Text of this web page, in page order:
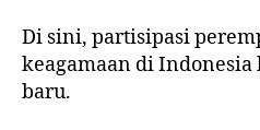
Di sini, partisipasi
keagamaan di
baru.